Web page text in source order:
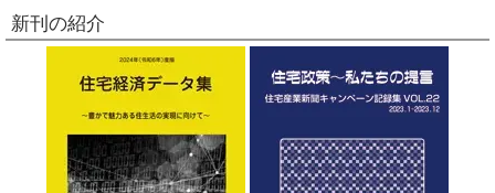
新刊の紹介